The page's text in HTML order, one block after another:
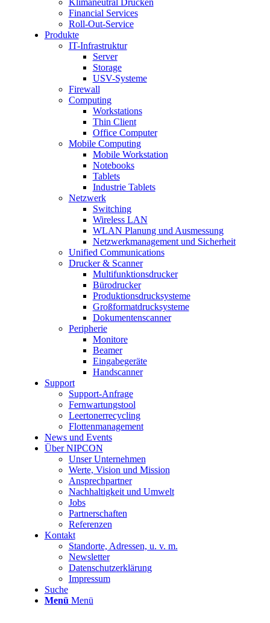
Klimaneutral Drucken
Financial Services
Roll-Out-Service
Produkte
IT-Infrastruktur
Server
Storage
USV-Systeme
Firewall
Computing
Workstations
Thin Client
Office Computer
Mobile Computing
Mobile Workstation
Notebooks
Tablets
Industrie Tablets
Netzwerk
Switching
Wireless LAN
WLAN Planung und Ausmessung
Netzwerkmanagement und Sicherheit
Unified Communications
Drucker & Scanner
Multifunktionsdrucker
Bürodrucker
Produktionsdrucksysteme
Großformatdrucksysteme
Dokumentenscanner
Peripherie
Monitore
Beamer
Eingabegeräte
Handscanner
Support
Support-Anfrage
Fernwartungstool
Leertonerrecycling
Flottenmanagement
News und Events
Über NIPCON
Unser Unternehmen
Werte, Vision und Mission
Ansprechpartner
Nachhaltigkeit und Umwelt
Jobs
Partnerschaften
Referenzen
Kontakt
Standorte, Adressen, u. v. m.
Newsletter
Datenschutzerklärung
Impressum
Suche
Menü Menü